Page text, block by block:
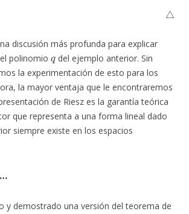
△
discusión más profunda para explicar
polinomio
q
del ejemplo anterior. Sin
la experimentación de esto para los
la mayor ventaja que le encontraremos
de Riesz es la garantía teórica
que representa a una forma lineal dado
siempre existe en los espacios
y demostrado una versión del teorema de